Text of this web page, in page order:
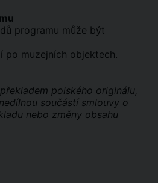
programu může být
muzejních objektech.
polského originálu,
součástí smlouvy o
nebo změny obsahu